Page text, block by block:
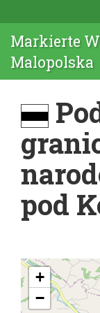
Markierte
Malopolska
pod
+
−